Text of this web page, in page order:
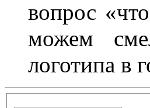
вопрос
можем
логотипа в